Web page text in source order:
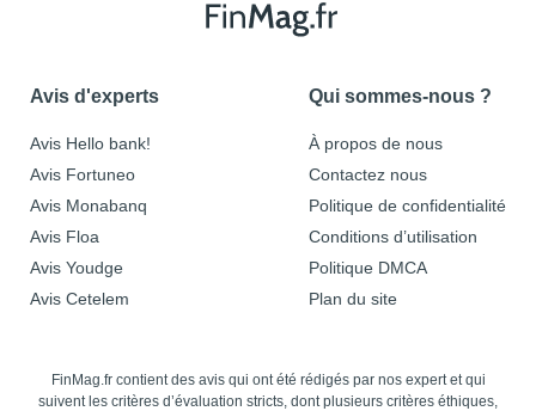
Avis d'experts
Avis Hello bank!
Avis Fortuneo
Avis Monabanq
Avis Floa
Avis Youdge
Avis Cetelem
Qui sommes-nous ?
À propos de nous
Contactez nous
Politique de confidentialité
Conditions d’utilisation
Politique DMCA
Plan du site
FinMag.fr contient des avis qui ont été rédigés par nos expert et qui
suivent les critères d’évaluation stricts, dont plusieurs critères éthiques,